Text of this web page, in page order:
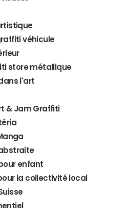
véhicule
store métallique
l'art
& Jam Graffiti
enfant
la collectivité local